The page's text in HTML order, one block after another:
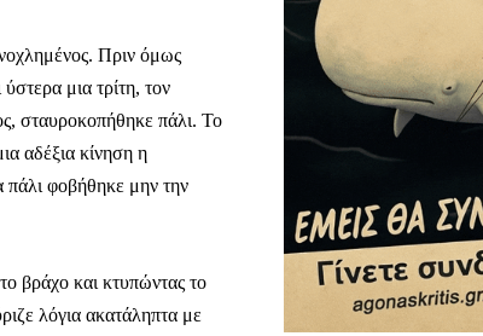
Πριν όμως
μια τρίτη, τον
σταυροκοπήθηκε πάλι. Το
αδέξια κίνηση η
πάλι φοβήθηκε μην την
βράχο και κτυπώντας το
λόγια ακατάληπτα με